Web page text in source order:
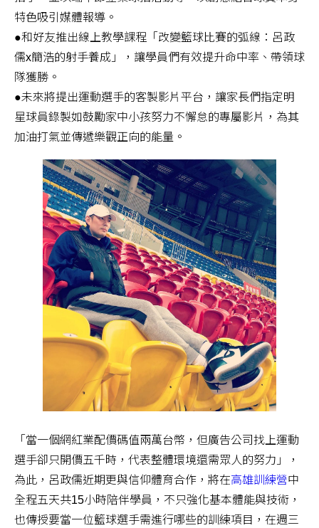
特色吸引媒體報導。
●和好友推出線上教學課程「改變籃球比賽的弧線：呂政
儒x簡浩的射手養成」，讓學員們有效提升命中率、帶領球
隊獲勝。
●未來將提出運動選手的客製影片平台，讓家長們指定明
星球員錄製如鼓勵家中小孩努力不懈怠的專屬影片，為其
加油打氣並傳遞樂觀正向的能量。
「當一個網紅業配價碼值兩萬台幣，但廣告公司找上運動
選手卻只開價五千時，代表整體環境還需眾人的努力」，
為此，呂政儒近期更與信仰體育合作，將在高雄訓練營中
全程五天共15小時陪伴學員，不只強化基本體能與技術，
也傳授要當一位籃球選手需進行哪些的訓練項目，在週三